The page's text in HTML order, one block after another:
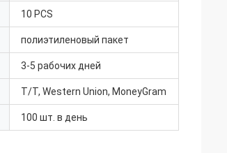
10 PCS
полиэтиленовый пакет
3-5 рабочих дней
T/T, Western Union, MoneyGram
100 шт. в день